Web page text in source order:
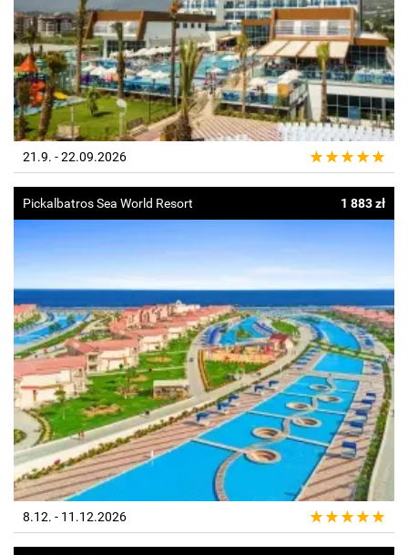
21.9. - 22.09.2026
Pickalbatros Sea World Resort 1 883 zł
8.12. - 11.12.2026